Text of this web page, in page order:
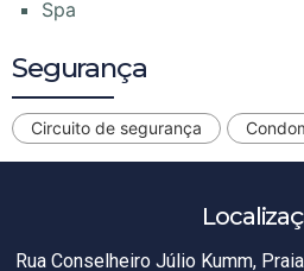
Spa
Segurança
Circuito de segurança
Rua Conselheiro Júlio Kumm,